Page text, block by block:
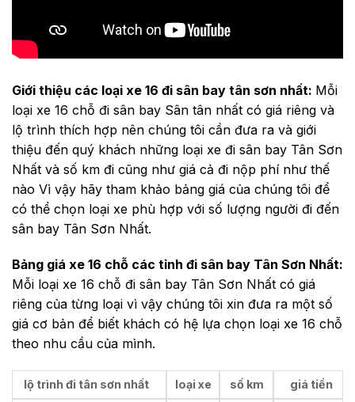
Giới thiệu các loại xe 16 đi sân bay tân sơn nhất: Mỗi
loại xe 16 chỗ đi sân bay Sân tân nhất có giá riêng và
lộ trình thích hợp nên chúng tôi cần đưa ra và giới
thiệu đến quý khách những loại xe đi sân bay Tân Sơn
Nhất và số km đi cũng như giá cả đi nộp phí như thế
nào Vì vậy hãy tham khảo bảng giá của chúng tôi để
có thể chọn loại xe phù hợp với số lượng người đi đến
sân bay Tân Sơn Nhất.
Bảng giá xe 16 chỗ các tỉnh đi sân bay Tân Sơn Nhất:
Mỗi loại xe 16 chỗ đi sân bay Tân Sơn Nhất có giá
riêng của từng loại vì vậy chúng tôi xin đưa ra một số
giá cơ bản để biết khách có hệ lựa chọn loại xe 16 chỗ
theo nhu cầu của mình.
lộ trình đi tân sơn nhất loại xe số km giá tiền